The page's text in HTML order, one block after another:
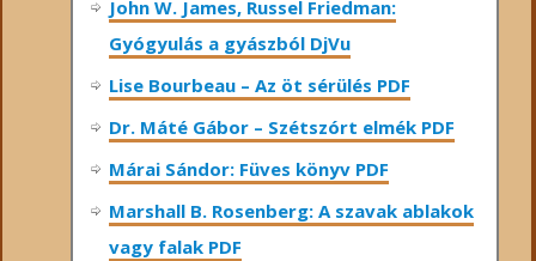
John W. James, Russel Friedman:
Gyógyulás a gyászból DjVu
Lise Bourbeau – Az öt sérülés PDF
Dr. Máté Gábor – Szétszórt elmék PDF
Márai Sándor: Füves könyv PDF
Marshall B. Rosenberg: A szavak ablakok
vagy falak PDF